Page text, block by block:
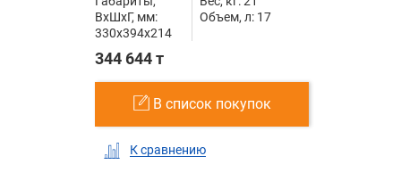
ВxШxГ, мм:
330x394x214
Объем, л: 17
344 644 т
В список покупок
К сравнению